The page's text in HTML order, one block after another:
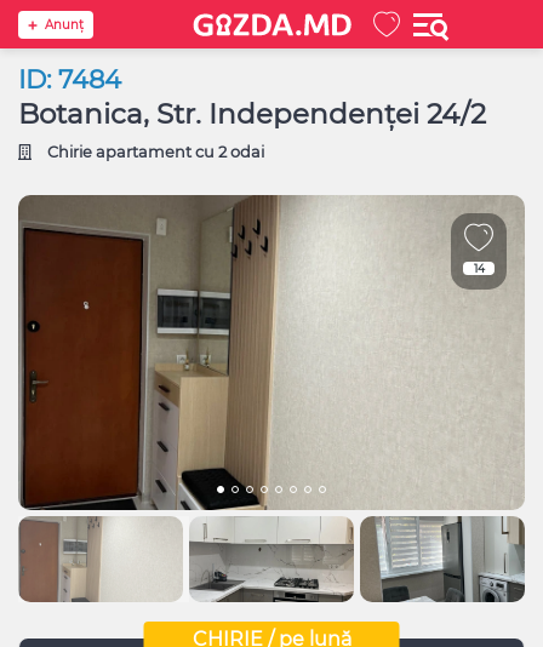
Anunţ
ID: 7484
Botanica, Str. Independenței 24/2
Chirie apartament cu 2 odai
14
CHIRIE / pe lună